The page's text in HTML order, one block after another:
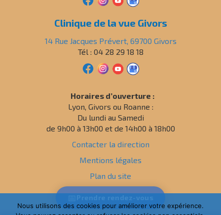
Clinique de la vue Givors
14 Rue Jacques Prévert, 69700 Givors
Tél : 04 28 29 18 18
Horaires d’ouverture :
Lyon, Givors ou Roanne :
Du lundi au Samedi
de 9h00 à 13h00 et de 14h00 à 18h00
Contacter la direction
Mentions légales
Plan du site
Politique de confidentialité
Nous utilisons des cookies pour améliorer votre expérience.